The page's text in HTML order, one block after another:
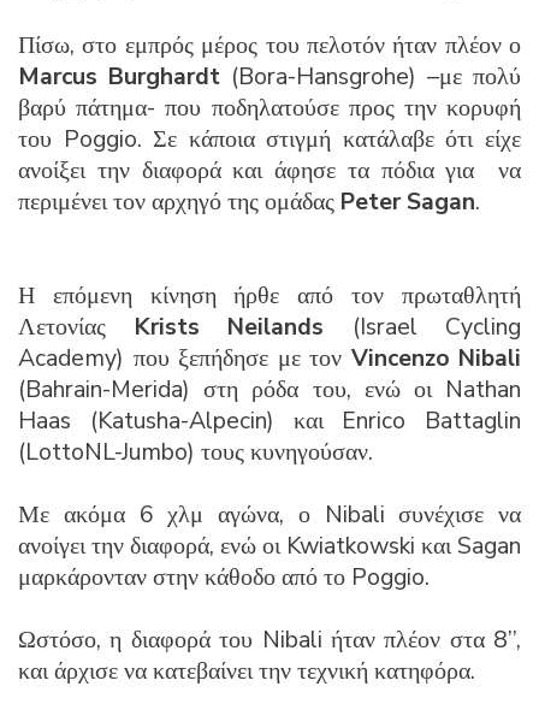
Πίσω, στο εμπρός μέρος του πελοτόν ήταν πλέον ο
Marcus Burghardt (Bora-Hansgrohe) –με πολύ
βαρύ πάτημα- που ποδηλατούσε προς την κορυφή
του Poggio. Σε κάποια στιγμή κατάλαβε ότι είχε
ανοίξει την διαφορά και άφησε τα πόδια για να
περιμένει τον αρχηγό της ομάδας Peter Sagan.
Η επόμενη κίνηση ήρθε από τον πρωταθλητή
Λετονίας Krists Neilands (Israel Cycling
Academy) που ξεπήδησε με τον Vincenzo Nibali
(Bahrain-Merida) στη ρόδα του, ενώ οι Nathan
Haas (Katusha-Alpecin) και Enrico Battaglin
(LottoNL-Jumbo) τους κυνηγούσαν.
Με ακόμα 6 χλμ αγώνα, ο Nibali συνέχισε να
ανοίγει την διαφορά, ενώ οι Kwiatkowski και Sagan
μαρκάρονταν στην κάθοδο από το Poggio.
Ωστόσο, η διαφορά του Nibali ήταν πλέον στα 8’’,
και άρχισε να κατεβαίνει την τεχνική κατηφόρα.